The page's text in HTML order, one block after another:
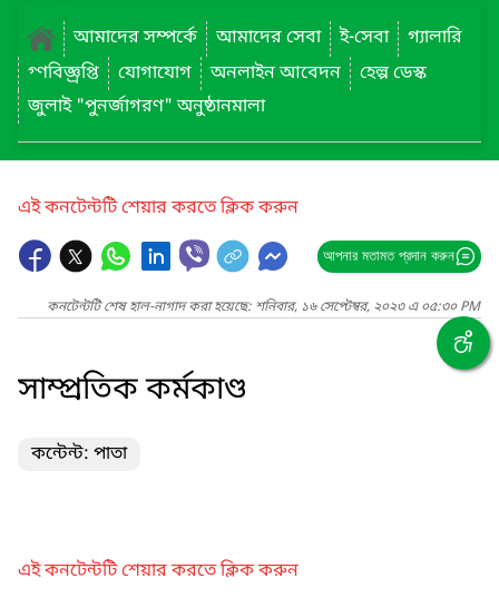
আমাদের সম্পর্কে
আমাদের সেবা ই-সেবা
গ্যালারি
গ্ণবিজ্ঞ্রপ্তি
যোগাযোগ অনলাইন আবেদন
হেল্প ডেস্ক
জুলাই "পুনর্জাগরণ" অনুষ্ঠানমালা
এই কনটেন্টটি শেয়ার করতে ক্লিক করুন
আপনার মতামত প্রদান করুন
কনটেন্টটি শেষ হাল-নাগাদ করা হয়েছে: শনিবার, ১৬ সেপ্টেম্বর, ২০২৩ এ ০৫:৩০ PM
সাম্প্রতিক কর্মকাণ্ড
কন্টেন্ট: পাতা
এই কনটেন্টটি শেয়ার করতে ক্লিক করুন